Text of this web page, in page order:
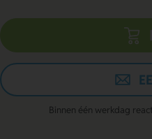
Binnen één werkdag